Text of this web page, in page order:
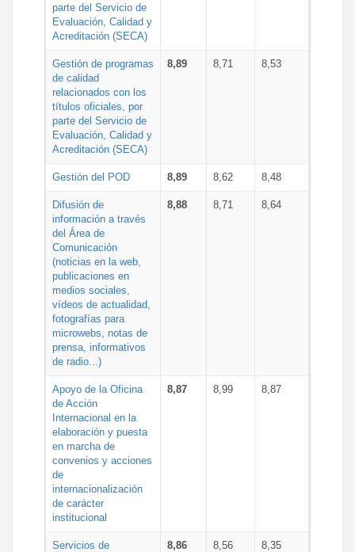
parte del Servicio de
Evaluación, Calidad y
Acreditación (SECA)
Gestión de programas
de calidad
relacionados con los
títulos oficiales, por
parte del Servicio de
Evaluación, Calidad y
Acreditación (SECA)
8,89 8,71 8,53
Gestión del POD 8,89 8,62 8,48
Difusión de
información a través
del Área de
Comunicación
(noticias en la web,
publicaciones en
medios sociales,
vídeos de actualidad,
fotografías para
microwebs, notas de
prensa, informativos
de radio...)
8,88 8,71 8,64
Apoyo de la Oficina
de Acción
Internacional en la
elaboración y puesta
en marcha de
convenios y acciones
de
internacionalización
de carácter
institucional
8,87 8,99 8,87
Servicios de
8,86 8,56 8,35